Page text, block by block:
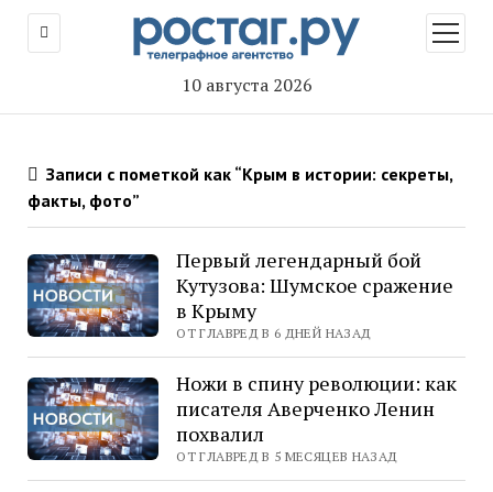
10 августа 2026
меню
Записи с пометкой как “Крым в истории: секреты,
факты, фото”
Первый легендарный бой
Кутузова: Шумское сражение
в Крыму
ОТ ГЛАВРЕД В 6 ДНЕЙ НАЗАД
Ножи в спину революции: как
писателя Аверченко Ленин
похвалил
ОТ ГЛАВРЕД В 5 МЕСЯЦЕВ НАЗАД